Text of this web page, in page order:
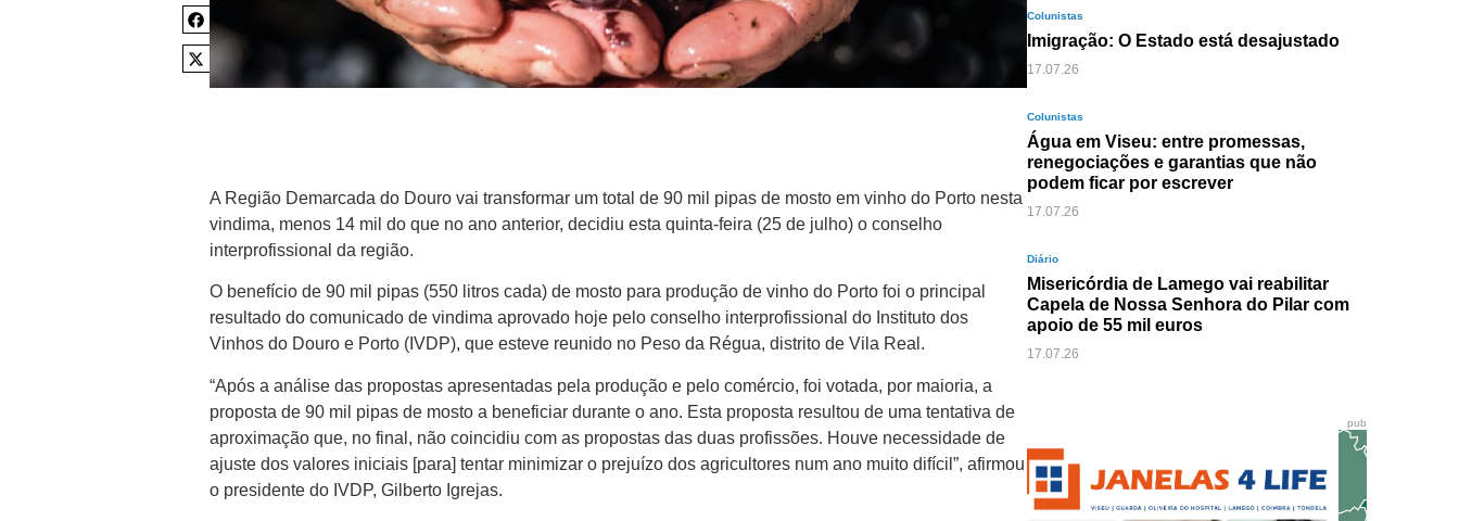
A Região Demarcada do Douro vai transformar um total de 90 mil pipas de mosto em vinho do Porto nesta
vindima, menos 14 mil do que no ano anterior, decidiu esta quinta-feira (25 de julho) o conselho
interprofissional da região.
O benefício de 90 mil pipas (550 litros cada) de mosto para produção de vinho do Porto foi o principal
resultado do comunicado de vindima aprovado hoje pelo conselho interprofissional do Instituto dos
Vinhos do Douro e Porto (IVDP), que esteve reunido no Peso da Régua, distrito de Vila Real.
“Após a análise das propostas apresentadas pela produção e pelo comércio, foi votada, por maioria, a
proposta de 90 mil pipas de mosto a beneficiar durante o ano. Esta proposta resultou de uma tentativa de
aproximação que, no final, não coincidiu com as propostas das duas profissões. Houve necessidade de
ajuste dos valores iniciais [para] tentar minimizar o prejuízo dos agricultores num ano muito difícil”, afirmou
o presidente do IVDP, Gilberto Igrejas.
Colunistas
Imigração: O Estado está desajustado
17.07.26
Colunistas
Água em Viseu: entre promessas,
renegociações e garantias que não
podem ficar por escrever
17.07.26
Diário
Misericórdia de Lamego vai reabilitar
Capela de Nossa Senhora do Pilar com
apoio de 55 mil euros
17.07.26
pub